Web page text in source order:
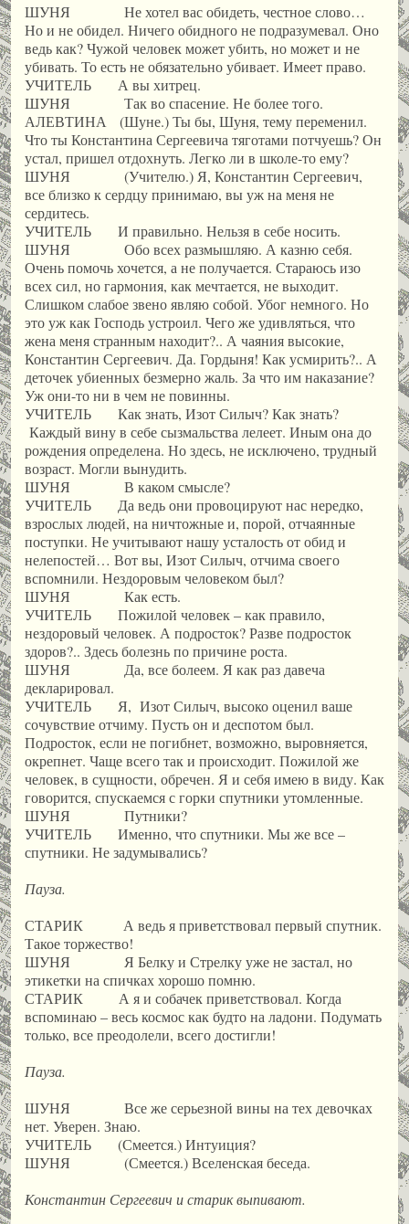
ШУНЯ Не хотел вас обидеть, честное слово…
Но и не обидел. Ничего обидного не подразумевал. Оно
ведь как? Чужой человек может убить, но может и не
убивать. То есть не обязательно убивает. Имеет право.
УЧИТЕЛЬ А вы хитрец.
ШУНЯ Так во спасение. Не более того.
АЛЕВТИНА (Шуне.) Ты бы, Шуня, тему переменил.
Что ты Константина Сергеевича тяготами потчуешь? Он
устал, пришел отдохнуть. Легко ли в школе-то ему?
ШУНЯ (Учителю.) Я, Константин Сергеевич,
все близко к сердцу принимаю, вы уж на меня не
сердитесь.
УЧИТЕЛЬ И правильно. Нельзя в себе носить.
ШУНЯ Обо всех размышляю. А казню себя.
Очень помочь хочется, а не получается. Стараюсь изо
всех сил, но гармония, как мечтается, не выходит.
Слишком слабое звено являю собой. Убог немного. Но
это уж как Господь устроил. Чего же удивляться, что
жена меня странным находит?.. А чаяния высокие,
Константин Сергеевич. Да. Гордыня! Как усмирить?.. А
деточек убиенных безмерно жаль. За что им наказание?
Уж они-то ни в чем не повинны.
УЧИТЕЛЬ Как знать, Изот Силыч? Как знать?
Каждый вину в себе сызмальства лелеет. Иным она до
рождения определена. Но здесь, не исключено, трудный
возраст. Могли вынудить.
ШУНЯ В каком смысле?
УЧИТЕЛЬ Да ведь они провоцируют нас нередко,
взрослых людей, на ничтожные и, порой, отчаянные
поступки. Не учитывают нашу усталость от обид и
нелепостей… Вот вы, Изот Силыч, отчима своего
вспомнили. Нездоровым человеком был?
ШУНЯ Как есть.
УЧИТЕЛЬ Пожилой человек – как правило,
нездоровый человек. А подросток? Разве подросток
здоров?.. Здесь болезнь по причине роста.
ШУНЯ Да, все болеем. Я как раз давеча
декларировал.
УЧИТЕЛЬ Я, Изот Силыч, высоко оценил ваше
сочувствие отчиму. Пусть он и деспотом был.
Подросток, если не погибнет, возможно, выровняется,
окрепнет. Чаще всего так и происходит. Пожилой же
человек, в сущности, обречен. Я и себя имею в виду. Как
говорится, спускаемся с горки спутники утомленные.
ШУНЯ Путники?
УЧИТЕЛЬ Именно, что спутники. Мы же все –
спутники. Не задумывались?
Пауза.
СТАРИК А ведь я приветствовал первый спутник.
Такое торжество!
ШУНЯ Я Белку и Стрелку уже не застал, но
этикетки на спичках хорошо помню.
СТАРИК А я и собачек приветствовал. Когда
вспоминаю – весь космос как будто на ладони. Подумать
только, все преодолели, всего достигли!
Пауза.
ШУНЯ Все же серьезной вины на тех девочках
нет. Уверен. Знаю.
УЧИТЕЛЬ (Смеется.) Интуиция?
ШУНЯ (Смеется.) Вселенская беседа.
Константин Сергеевич и старик выпивают.